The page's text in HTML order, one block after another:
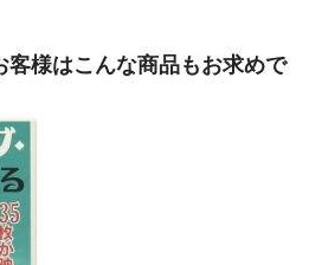
客様はこんな商品もお求めで